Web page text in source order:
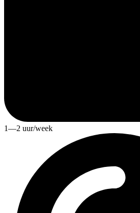
1—2 uur/week